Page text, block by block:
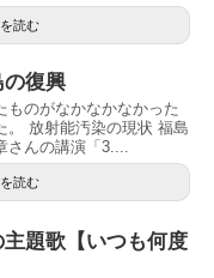
読む
の復興
ものがなかなかなかった
。 放射能汚染の現状 福島
んの講演「3....
読む
題歌【いつも何度